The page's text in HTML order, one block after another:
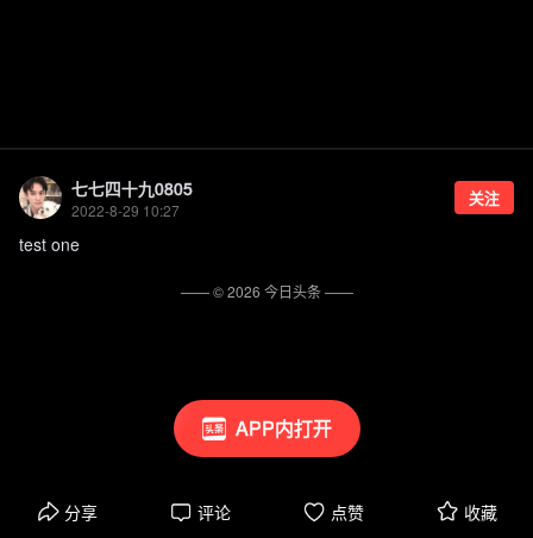
APP内打开
七七四十九0805
2022-8-29 10:27
关注
test one
分享 评论 点赞 收藏
—— ©2026 今日头条——